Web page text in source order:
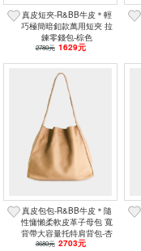
真皮短夾-R&BB牛皮＊輕
巧極簡暗釦款萬用短夾 拉
鍊零錢包-棕色
2780元 1629元
真皮包包-R&BB牛皮＊隨
性慵懶柔軟皮革子母包 寬
背帶大容量托特肩背包-杏
色
3680元 2703元